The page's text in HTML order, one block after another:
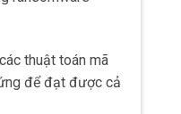
thuật toán mã
để đạt được cả